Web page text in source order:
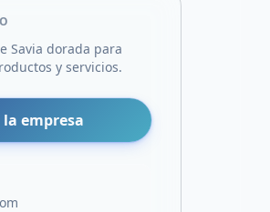
Savia dorada para
y servicios.
empresa